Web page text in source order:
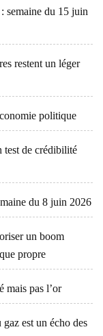
semaine du 15 juin
restent un léger
politique
test de crédibilité
du 8 juin 2026
un boom
propre
mais pas l’or
est un écho des